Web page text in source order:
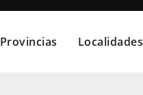
Provincias Localidades